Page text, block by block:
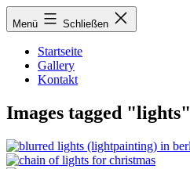
Zum
Inhalt
Menü Schließen
Startseite
Gallery
Kontakt
Images tagged "lights"